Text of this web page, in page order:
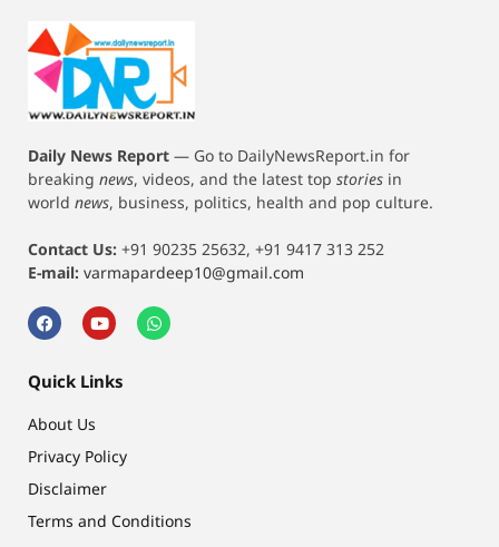
Daily News Report — Go to DailyNewsReport.in for
breaking news, videos, and the latest top stories in
world news, business, politics, health and pop culture.
Contact Us: +91 90235 25632, +91 9417 313 252
E-mail: varmapardeep10@gmail.com
Quick Links
About Us
Privacy Policy
Disclaimer
Terms and Conditions